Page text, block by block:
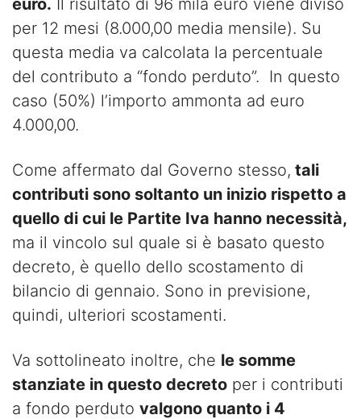
euro. Il risultato di 96 mila euro viene diviso
per 12 mesi (8.000,00 media mensile). Su
questa media va calcolata la percentuale
del contributo a “fondo perduto”. In questo
caso (50%) l’importo ammonta ad euro
4.000,00.
Come affermato dal Governo stesso, tali
contributi sono soltanto un inizio rispetto a
quello di cui le Partite Iva hanno necessità,
ma il vincolo sul quale si è basato questo
decreto, è quello dello scostamento di
bilancio di gennaio. Sono in previsione,
quindi, ulteriori scostamenti.
Va sottolineato inoltre, che le somme
stanziate in questo decreto per i contributi
a fondo perduto valgono quanto i 4